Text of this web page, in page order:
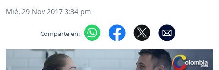
Mié, 29 Nov 2017 3:34 pm
Comparte en: